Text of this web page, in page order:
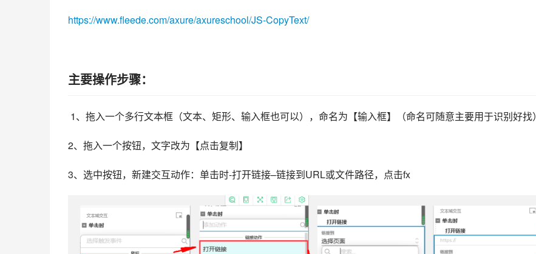
https://www.fleede.com/axure/axureschool/JS-CopyText/
主要操作步骤：
1、拖入一个多行文本框（文本、矩形、输入框也可以），命名为【输入框】（命名可随意主要用于识别好找）
2、拖入一个按钮，文字改为【点击复制】
3、选中按钮，新建交互动作：单击时-打开链接–链接到URL或文件路径，点击fx